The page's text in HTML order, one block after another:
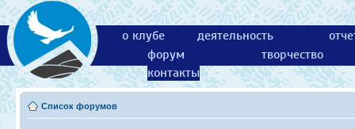
о клубе деятельность
форум
творчество
контакты
Список форумов